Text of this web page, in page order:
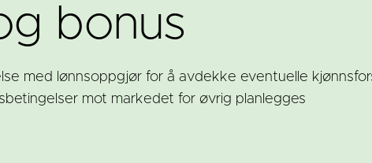
bonus
med lønnsoppgjør for å avdekke eventuelle
mot markedet for øvrig planlegges